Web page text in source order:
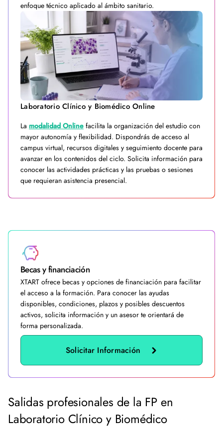
enfoque técnico aplicado al ámbito sanitario.
Laboratorio Clínico y Biomédico Online
La modalidad Online facilita la organización del estudio con
mayor autonomía y flexibilidad. Dispondrás de acceso al
campus virtual, recursos digitales y seguimiento docente para
avanzar en los contenidos del ciclo. Solicita información para
conocer las actividades prácticas y las pruebas o sesiones
que requieran asistencia presencial.
Becas y financiación
XTART ofrece becas y opciones de financiación para facilitar
el acceso a la formación. Para conocer las ayudas
disponibles, condiciones, plazos y posibles descuentos
activos, solicita información y un asesor te orientará de
forma personalizada.
Solicitar Información
Salidas profesionales de la FP en
Laboratorio Clínico y Biomédico